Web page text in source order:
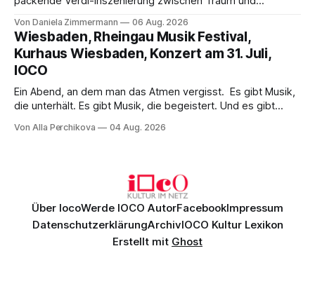
psychologische Tiefe mit starken Bildern, getragen von
einem spielfreudigen Ensemble und einer musikalisch
überzeugenden Gesamtleistung.
Von Daniela Zimmermann 06 Aug. 2026
Wiesbaden, Rheingau Musik Festival,
Kurhaus Wiesbaden, Konzert am 31. Juli,
IOCO
Ein Abend, an dem man das Atmen vergisst. Es gibt Musik,
die unterhält. Es gibt Musik, die begeistert. Und es gibt
Genau so war der Abend im Kurhaus Wiesbaden, an dem
Von Alla Perchikova 04 Aug. 2026
Über IocoWerde IOCO AutorFacebookImpressum
DatenschutzerklärungArchivIOCO Kultur Lexikon
Erstellt mit Ghost